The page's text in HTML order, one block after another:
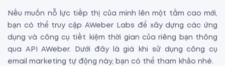
Nếu muốn nỗ lực tiếp thị của mình lên một tầm cao mới,
bạn có thể truy cập AWeber Labs để xây dựng các ứng
dụng và công cụ tiết kiệm thời gian của riêng bạn thông
qua API AWeber. Dưới đây là giá khi sử dụng công cụ
email marketing tự động này, bạn có thể tham khảo nhé.